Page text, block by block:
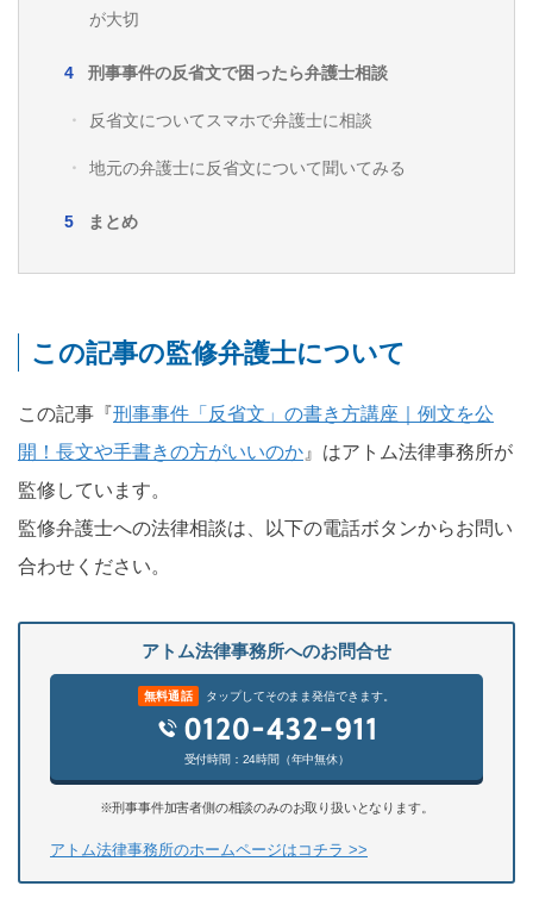
が大切
刑事事件の反省文で困ったら弁護士相談
反省文についてスマホで弁護士に相談
地元の弁護士に反省文について聞いてみる
まとめ
この記事の監修弁護士について
この記事『刑事事件「反省文」の書き方講座｜例文を公
開！長文や手書きの方がいいのか 』はアトム法律事務所が
監修しています。
監修弁護士への法律相談は、以下の電話ボタンからお問い
合わせください。
アトム法律事務所へのお問合せ
無料通話 タップしてそのまま発信できます。
受付時間：24時間（年中無休）
※刑事事件加害者側の相談のみのお取り扱いとなります。
アトム法律事務所のホームページはコチラ >>